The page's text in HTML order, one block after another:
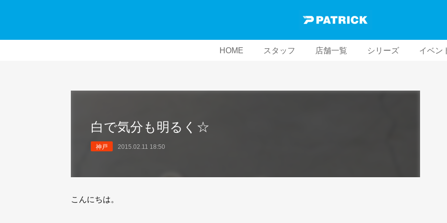
HOME スタッフ 店舗一覧 シリーズ イベン
白で気分も明るく☆
神戸 2015.02.11 18:50
こんにちは。